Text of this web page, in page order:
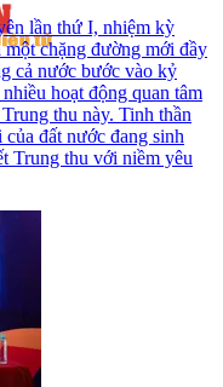
lần thứ I, nhiệm kỳ
một chặng đường mới đầy
cả nước bước vào kỷ
hoạt động quan tâm
thu này. Tinh thần
đất nước đang sinh
Trung thu với niềm yêu